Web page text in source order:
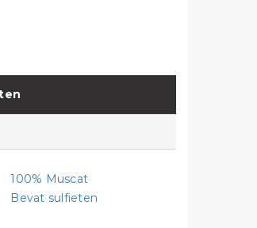
100% Muscat
Bevat sulfieten